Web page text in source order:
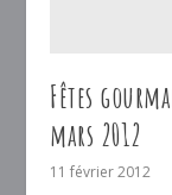
Fêtes
mars 2012
11 février 2012